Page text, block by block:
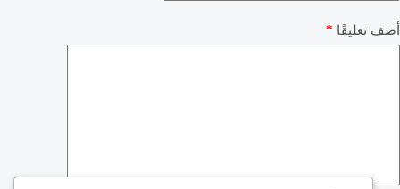
أضف تعليقًا *